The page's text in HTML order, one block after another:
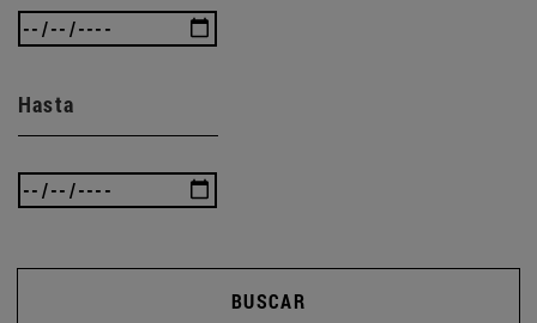
Hasta
BUSCAR